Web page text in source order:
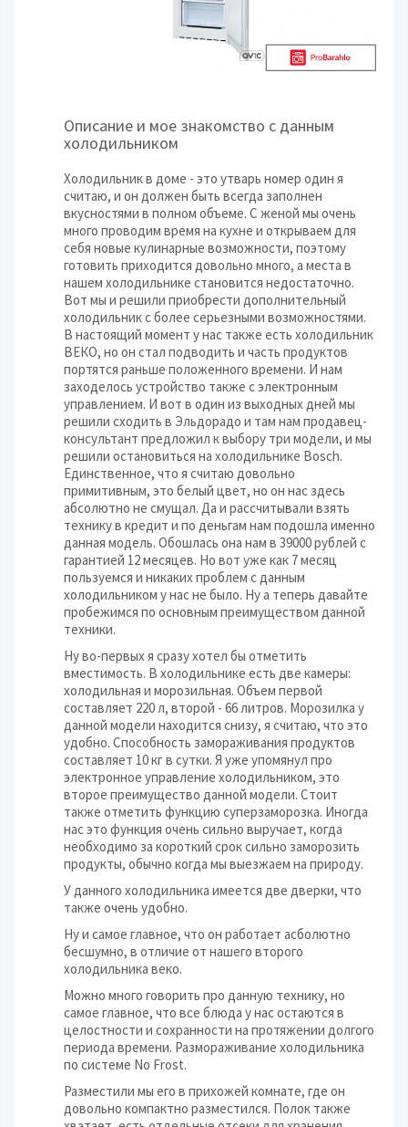
Описание и мое знакомство с данным
холодильником
Холодильник в доме - это утварь номер один я
считаю, и он должен быть всегда заполнен
вкусностями в полном объеме. С женой мы очень
много проводим время на кухне и открываем для
себя новые кулинарные возможности, поэтому
готовить приходится довольно много, а места в
нашем холодильнике становится недостаточно.
Вот мы и решили приобрести дополнительный
холодильник с более серьезными возможностями.
В настоящий момент у нас также есть холодильник
ВЕКО, но он стал подводить и часть продуктов
портятся раньше положенного времени. И нам
заходелось устройство также с электронным
управлением. И вот в один из выходных дней мы
решили сходить в Эльдорадо и там нам продавец-
консультант предложил к выбору три модели, и мы
решили остановиться на холодильнике Bosch.
Единственное, что я считаю довольно
примитивным, это белый цвет, но он нас здесь
абсолютно не смущал. Да и рассчитывали взять
технику в кредит и по деньгам нам подошла именно
данная модель. Обошлась она нам в 39000 рублей с
гарантией 12 месяцев. Но вот уже как 7 месяц
пользуемся и никаких проблем с данным
холодильником у нас не было. Ну а теперь давайте
пробежимся по основным преимуществом данной
техники.
Ну во-первых я сразу хотел бы отметить
вместимость. В холодильнике есть две камеры:
холодильная и морозильная. Объем первой
составляет 220 л, второй - 66 литров. Морозилка у
данной модели находится снизу, я считаю, что это
удобно. Способность замораживания продуктов
составляет 10 кг в сутки. Я уже упомянул про
электронное управление холодильником, это
второе преимущество данной модели. Стоит
также отметить функцию суперзаморозка. Иногда
нас это функция очень сильно выручает, когда
необходимо за короткий срок сильно заморозить
продукты, обычно когда мы выезжаем на природу.
У данного холодильника имеется две дверки, что
также очень удобно.
Ну и самое главное, что он работает асболютно
бесшумно, в отличие от нашего второго
холодильника веко.
Можно много говорить про данную технику, но
самое главное, что все блюда у нас остаются в
целостности и сохранности на протяжении долгого
периода времени. Размораживание холодильника
по системе No Frost.
Разместили мы его в прихожей комнате, где он
довольно компактно разместился. Полок также